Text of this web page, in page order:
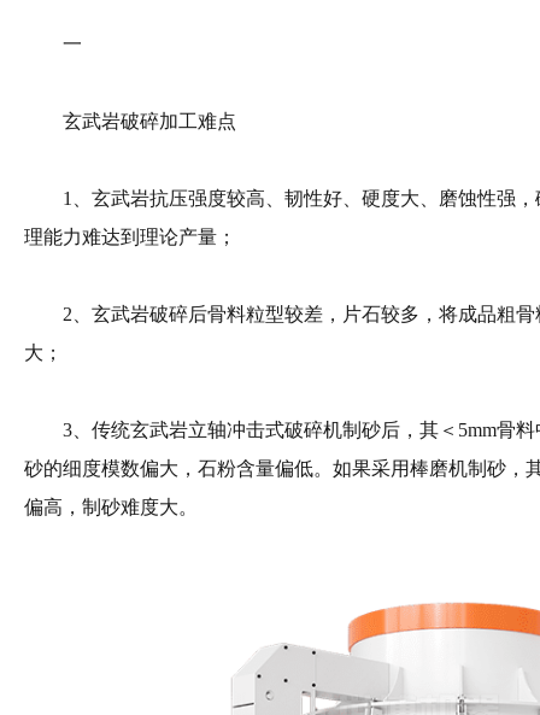
一
玄武岩破碎加工难点
1、玄武岩抗压强度较高、韧性好、硬度大、磨蚀性强，
理能力难达到理论产量；
2、玄武岩破碎后骨料粒型较差，片石较多，将成品粗骨
大；
3、传统玄武岩立轴冲击式破碎机制砂后，其＜5mm骨料
砂的细度模数偏大，石粉含量偏低。如果采用棒磨机制砂，
偏高，制砂难度大。